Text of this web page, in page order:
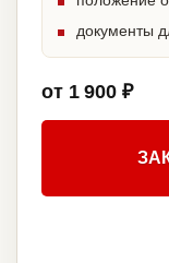
документы
от 1 900 ₽